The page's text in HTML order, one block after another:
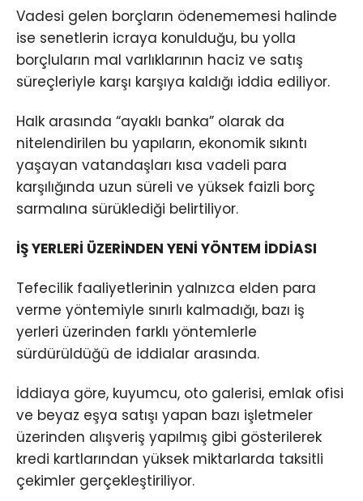
Vadesi gelen borçların ödenememesi halinde
ise senetlerin icraya konulduğu, bu yolla
borçluların mal varlıklarının haciz ve satış
süreçleriyle karşı karşıya kaldığı iddia ediliyor.
Halk arasında “ayaklı banka” olarak da
nitelendirilen bu yapıların, ekonomik sıkıntı
yaşayan vatandaşları kısa vadeli para
karşılığında uzun süreli ve yüksek faizli borç
sarmalına sürüklediği belirtiliyor.
İŞ YERLERİ ÜZERİNDEN YENİ YÖNTEM İDDİASI
Tefecilik faaliyetlerinin yalnızca elden para
verme yöntemiyle sınırlı kalmadığı, bazı iş
yerleri üzerinden farklı yöntemlerle
sürdürüldüğü de iddialar arasında.
İddiaya göre, kuyumcu, oto galerisi, emlak ofisi
ve beyaz eşya satışı yapan bazı işletmeler
üzerinden alışveriş yapılmış gibi gösterilerek
kredi kartlarından yüksek miktarlarda taksitli
çekimler gerçekleştiriliyor.